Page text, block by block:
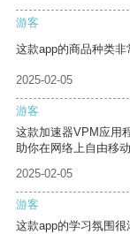
游客
这款app的商品种类非
2025-02-05
游客
这款加速器VPM应用
助你在网络上自由移动
2025-02-05
游客
这款app的学习氛围